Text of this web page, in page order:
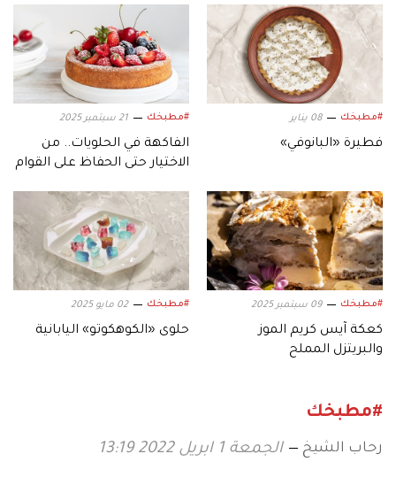
#مطبخك 08 يناير
فطيرة «البانوفي»
#مطبخك 21 سبتمبر 2025
الفاكهة في الحلويات.. من
الاختيار حتى الحفاظ على القوام
#مطبخك 09 سبتمبر 2025
كعكة آيس كريم الموز
والبريتزل المملح
#مطبخك 02 مايو 2025
حلوى «الكوهكوتو» اليابانية
#مطبخك
رحاب الشيخ الجمعة 1 ابريل 2022 13:19